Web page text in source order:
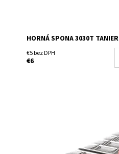
HORNÁ SPONA 3030T
€5 bez DPH
€6
Tento podvojný komplet sa
namontovať cez oká roštov
Súčasťou dodávky je 2x